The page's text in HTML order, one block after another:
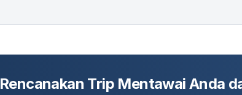
Rencanakan Trip Mentawai Anda